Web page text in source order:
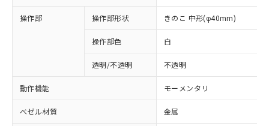
操作部 操作部形状 きのこ 中形(φ40mm)
操作部色 白
透明/不透明 不透明
動作機能 モーメンタリ
ベゼル材質 金属